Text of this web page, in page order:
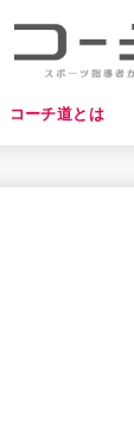
コーチ道とは